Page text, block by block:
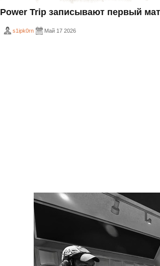
Power Trip записывают первый
s1ipk0rn Май 17 2026